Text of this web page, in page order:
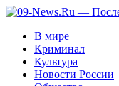
В мире
Криминал
Культура
Новости России